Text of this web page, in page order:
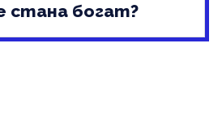
стана богат?